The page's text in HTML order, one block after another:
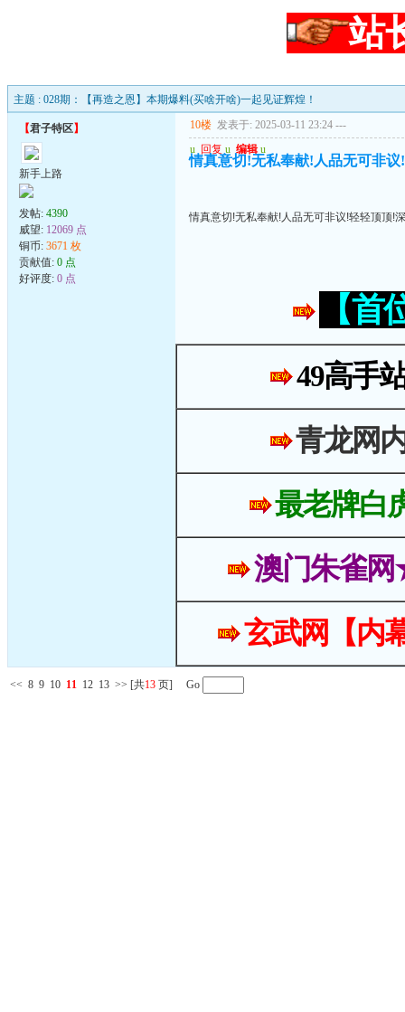
站
主题 : 028期：【再造之恩】本期爆料(买啥开啥)一起见证辉煌！
【君子特区】
新手上路
发帖: 4390
威望: 12069 点
铜币: 3671 枚
贡献值: 0 点
好评度: 0 点
10楼 发表于: 2025-03-11 23:24 ---
u 回复 u 编辑 u
情真意切!无私奉献!人品无可非
情真意切!无私奉献!人品无可非议!轻轻顶顶!
【
49高手
青龙网
最老牌白
澳门朱雀
玄武网【内
<< 8 9 10 11 12 13 >> [共13 页] Go